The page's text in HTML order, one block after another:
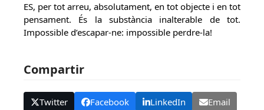
ES, per tot arreu, absolutament, en tot objecte i en tot
pensament. És la substància inalterable de tot.
Impossible d’escapar-ne: impossible perdre-la!
Compartir
Twitter Facebook LinkedIn Email